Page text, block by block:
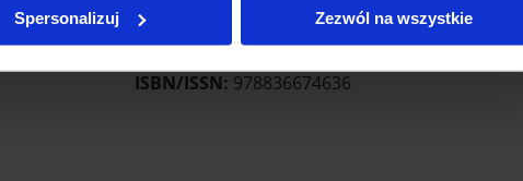
Spersonalizuj Zezwól na wszystkie
Format:125x200 mm
ISBN/ISSN: 978836674636